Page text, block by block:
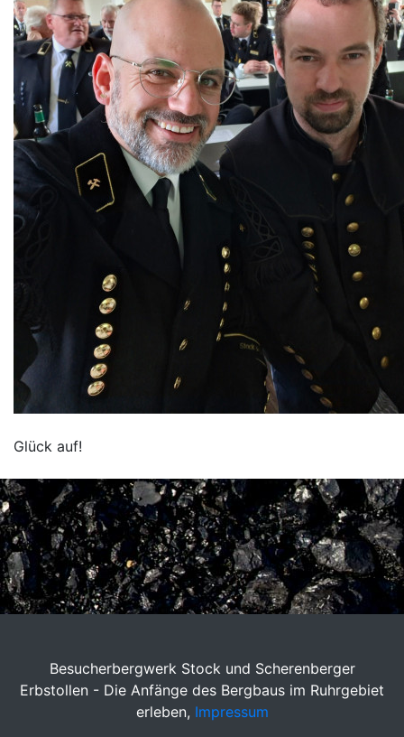
Glück auf!
Besucherbergwerk Stock und Scherenberger
Erbstollen - Die Anfänge des Bergbaus im Ruhrgebiet
erleben, Impressum